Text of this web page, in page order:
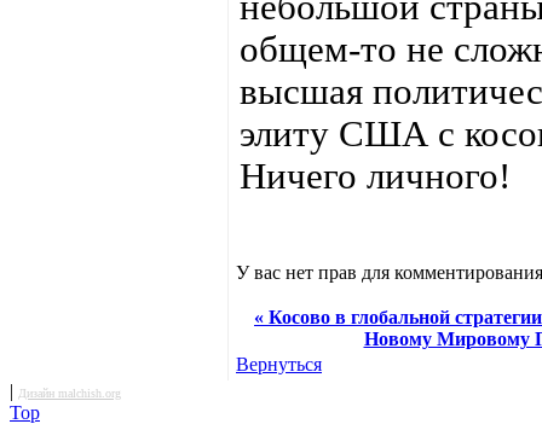
общем-то не
высшая
элиту США с
Ничего личного!
У вас нет прав для
« Косово в глобальной
Новому Мировому
Вернуться
| Дизайн malchish.org
Top